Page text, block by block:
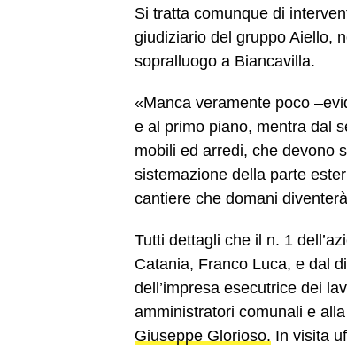
Si tratta comunque di
giudiziario del gruppo Aiello,
sopralluogo a Biancavilla.
«Manca veramente poco
e al primo piano, mentra dal
mobili ed arredi, che devono
sistemazione della parte
cantiere che domani
Tutti dettagli che il n. 1
Catania, Franco Luca, e dal
dell’impresa esecutrice dei
amministratori comunali e
Giuseppe Glorioso. In visita